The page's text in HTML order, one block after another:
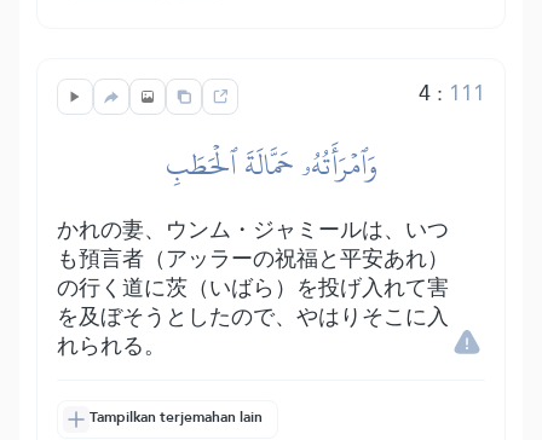
4: 111
وَٱمۡرَأَتُهُۥ حَمَّالَةَ ٱلۡحَطَبِ
かれの妻、ウンム・ジャミールは、いつ
も預言者（アッラーの祝福と平安あれ）
の行く道に茨（いばら）を投げ入れて害
を及ぼそうとしたので、やはりそこに入
れられる。
Tampilkan terjemahan lain